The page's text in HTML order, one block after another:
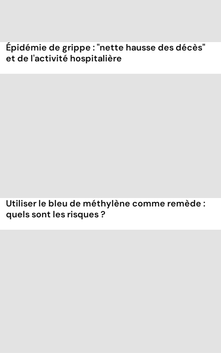
Épidémie de grippe : "nette hausse des décès"
et de l'activité hospitalière
Utiliser le bleu de méthylène comme remède :
quels sont les risques ?